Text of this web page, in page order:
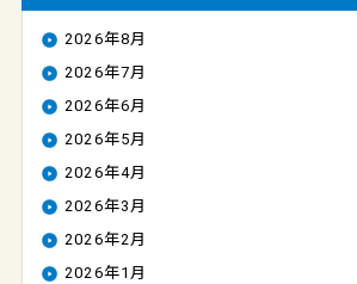
2026年8月
2026年7月
2026年6月
2026年5月
2026年4月
2026年3月
2026年2月
2026年1月